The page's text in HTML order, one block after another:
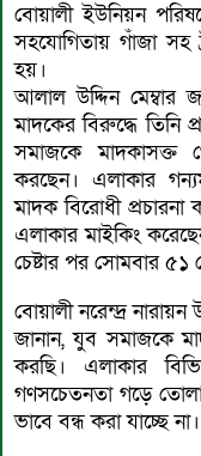
বোয়ালী ইউনিয়ন
সহযোগিতায় গাঁজা
হয়।
আলাল উদ্দিন মেম্বার
মাদকের বিরুদ্ধে তিনি
সমাজকে মাদকাসক্ত
করছেন। এলাকার
মাদক বিরোধী
এলাকার মাইকিং
চেষ্টার পর সোমবার ৫১
বোয়ালী নরেন্দ্র
জানান, যুব সমাজকে
করছি। এলাকার
গণসচেতনতা গড়ে
ভাবে বন্ধ করা যাচ্ছে না।